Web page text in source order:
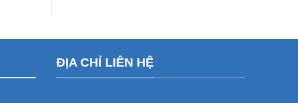
ĐỊA CHỈ LIÊN HỆ